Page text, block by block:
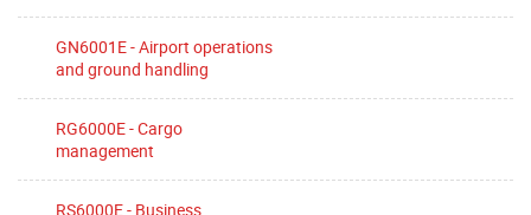
GN6001E - Airport operations
and ground handling
RG6000E - Cargo
management
RS6000E - Business